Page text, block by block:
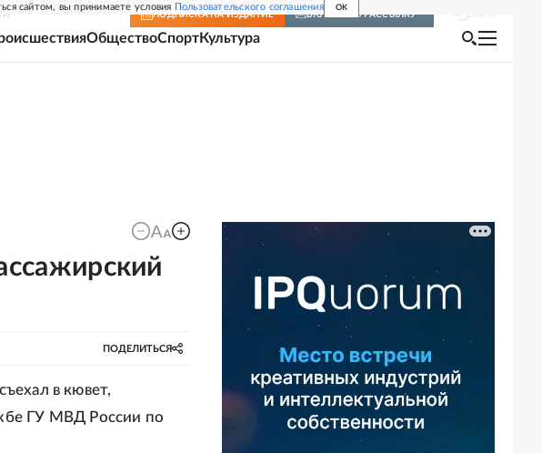
сайтом, вы принимаете условия Пользовательского соглашения OK
ПОДПИСКА НА ИЗДАНИЕ ВКЛЮЧИТЬ РАССЫЛКУ
ОбществоСпортКультура
ПОДЕЛИТЬСЯ
в кювет,
ГУ МВД России по